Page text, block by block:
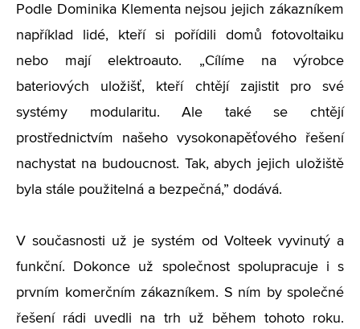
Podle Dominika Klementa nejsou jejich zákazníkem
například lidé, kteří si pořídili domů fotovoltaiku
nebo mají elektroauto. „Cílíme na výrobce
bateriových uložišť, kteří chtějí zajistit pro své
systémy modularitu. Ale také se chtějí
prostřednictvím našeho vysokonapěťového řešení
nachystat na budoucnost. Tak, abych jejich uložiště
byla stále použitelná a bezpečná,” dodává.
V současnosti už je systém od Volteek vyvinutý a
funkční. Dokonce už společnost spolupracuje i s
prvním komerčním zákazníkem. S ním by společné
řešení rádi uvedli na trh už během tohoto roku.